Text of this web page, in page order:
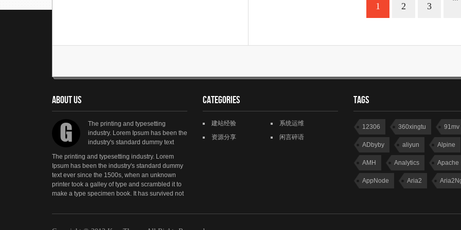
1 2 3
About us
G
The printing and typesetting
industry. Lorem Ipsum has been the
industry's standard dummy text
The printing and typesetting industry. Lorem
Ipsum has been the industry's standard dummy
text ever since the 1500s, when an unknown
printer took a galley of type and scrambled it to
make a type specimen book. It has survived not
Categories
建站经验
系统运维
资源分享
闲言碎语
Tags
12306 360xingtu 91mv
ADbyby aliyun Alpine
AMH Analytics Apache
AppNode Aria2